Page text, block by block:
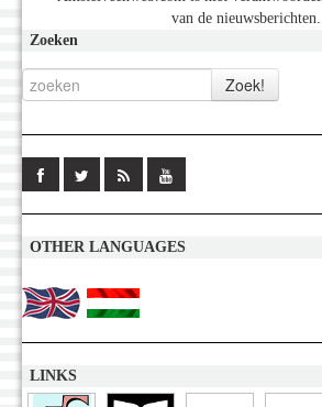
van de nieuwsberichten.
Zoeken
OTHER LANGUAGES
LINKS